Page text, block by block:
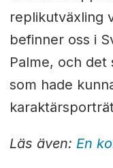
replikutväxling
befinner oss i
Palme, och det
som hade
Läs även: En